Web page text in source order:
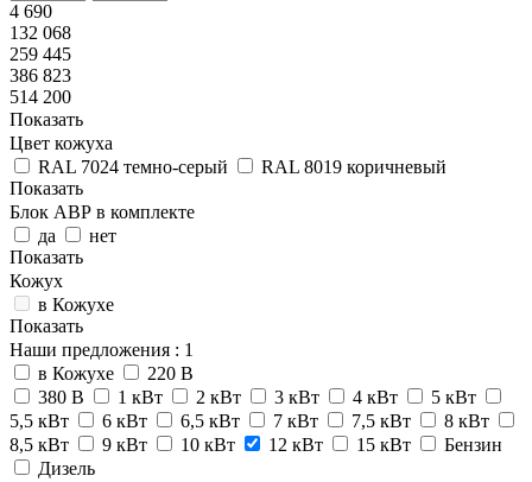
4 690
132 068
259 445
386 823
514 200
Показать
Цвет кожуха
RAL 7024 темно-серый
RAL 8019 коричневый
Показать
Блок АВР в комплекте
да
нет
Показать
Кожух
в Кожухе
Показать
Наши предложения : 1
в Кожухе
220 В
380 В
1 кВт 2 кВт 3 кВт 4 кВт
5 кВт
5,5 кВт
6 кВт 6,5 кВт 7 кВт 7,5 кВт
8 кВт
8,5 кВт
9 кВт 10 кВт 12 кВт 15 кВт
Бензин
Дизель